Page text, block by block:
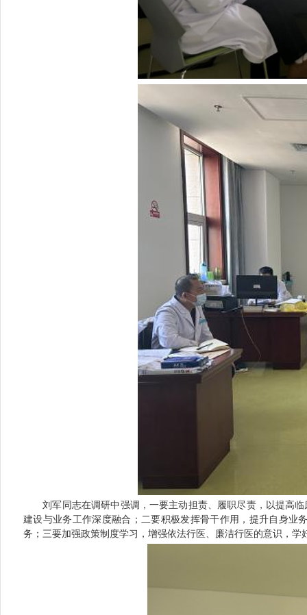
刘军同志在调研中强调，一要主动担责、履职尽责，以提高
建设与业务工作深度融合；二要积极发挥骨干作用，提升自身业
务；三要加强政策制度学习，增强依法行医、廉洁行医的意识，